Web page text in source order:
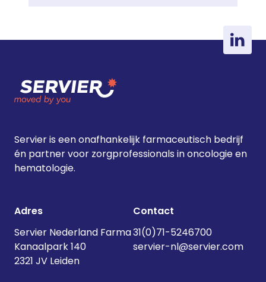
Servier is een onafhankelijk farmaceutisch bedrijf
én partner voor zorgprofessionals in oncologie en
hematologie.
Adres
Servier Nederland Farma
Kanaalpark 140
2321 JV Leiden
Contact
31(0)71-5246700
servier-nl@servier.com